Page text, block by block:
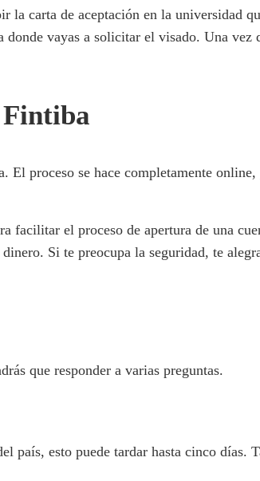
la carta de aceptación en la universidad
vayas a solicitar el visado. Una vez
El proceso se hace completamente
facilitar el proceso de apertura de una
Si te preocupa la seguridad, te
que responder a varias preguntas.
país, esto puede tardar hasta cinco días.